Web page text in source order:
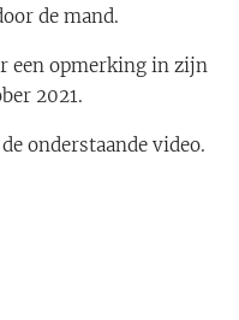
de mand.
een opmerking in zijn
2021.
onderstaande video.